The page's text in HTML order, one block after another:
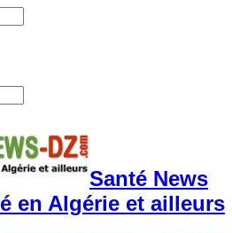
Santé News
en Algérie et ailleurs